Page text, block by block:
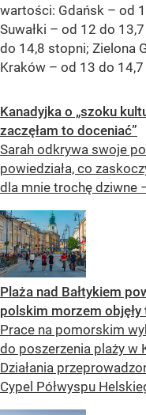
wartości: Gdańsk – od
Suwałki – od 12 do
do 14,8 stopni; Zielona
Kraków – od 13 do
Kanadyjka o „szoku
zaczęłam to doceniać”
Sarah odkrywa swoje
powiedziała, co
dla mnie trochę dziwne
Plaża nad Bałtykiem
polskim morzem objęły
Prace na pomorskim
do poszerzenia plaży w
Działania
Cypel Półwyspu